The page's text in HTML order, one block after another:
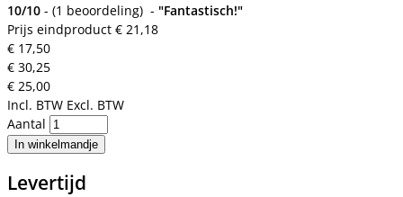
10/10 - (1 beoordeling) - "Fantastisch!"
Prijs eindproduct € 21,18
€ 17,50
€ 30,25
€ 25,00
Incl. BTW Excl. BTW
Aantal
In winkelmandje
Levertijd